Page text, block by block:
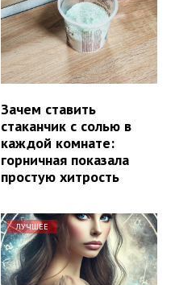
Зачем ставить
стаканчик с солью в
каждой комнате:
горничная показала
простую хитрость
ЛУЧШЕЕ